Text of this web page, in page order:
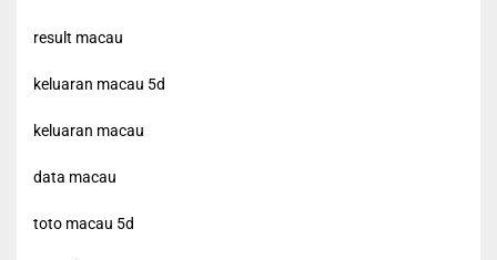
result macau
keluaran macau 5d
keluaran macau
data macau
toto macau 5d